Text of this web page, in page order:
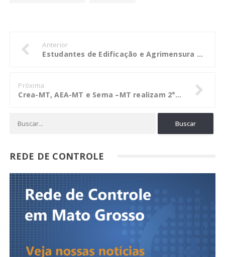
Anterior
Estudantes de Edificação e Agrimensura do IFMT assistem palestra do CreaJr-MT e Mútua-MT
Próxima
Crea-MT, AEA-MT e Sema –MT realizam 2° reunião para discutir projeto de lei ambiental
REDE DE CONTROLE